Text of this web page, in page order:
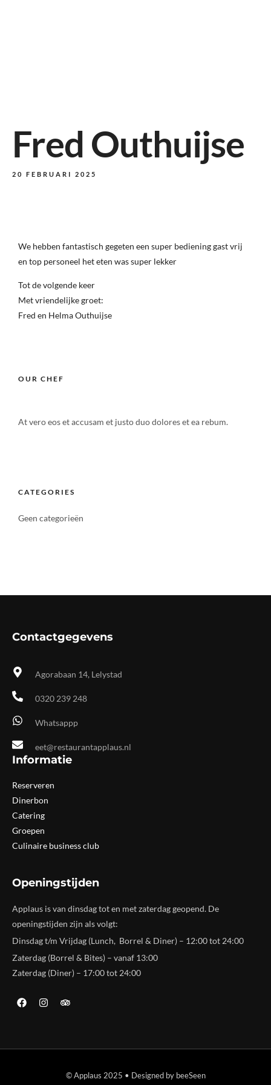
Fred Outhuijse
20 FEBRUARI 2025
We hebben fantastisch gegeten een super bediening gast vrij
en top personeel het eten was super lekker
Tot de volgende keer
Met vriendelijke groet:
Fred en Helma Outhuijse
OUR CHEF
At vero eos et accusam et justo duo dolores et ea rebum.
CATEGORIES
Geen categorieën
Contactgegevens
Agorabaan 14, Lelystad
0320 239 248
Whatsappp
eet@restaurantapplaus.nl
Informatie
Reserveren
Dinerbon
Catering
Groepen
Culinaire business club
Openingstijden
Applaus is van dinsdag tot en met zaterdag geopend. De
openingstijden zijn als volgt:
Dinsdag t/m Vrijdag (Lunch, Borrel & Diner) – 12:00 tot 24:00
Zaterdag (Borrel & Bites) – vanaf 13:00
Zaterdag (Diner) – 17:00 tot 24:00
© Applaus 2025 • Designed by beeSeen